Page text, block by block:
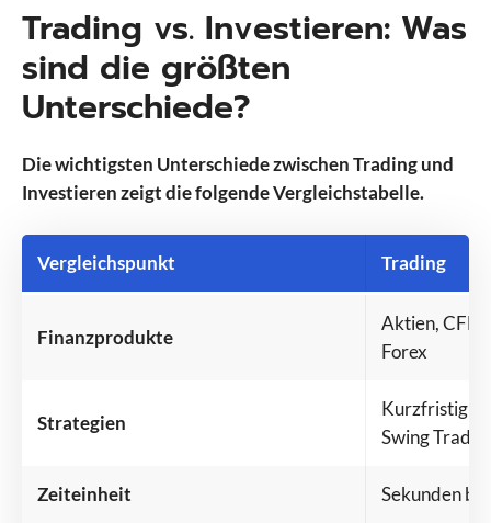
Trading vs. Investieren: Was
sind die größten
Unterschiede?
Die wichtigsten Unterschiede zwischen Trading und
Investieren zeigt die folgende Vergleichstabelle.
Vergleichspunkt Trading
Finanzprodukte
Aktien,
Forex
Strategien
Kurzfristig:
Swing
Zeiteinheit Sekunden